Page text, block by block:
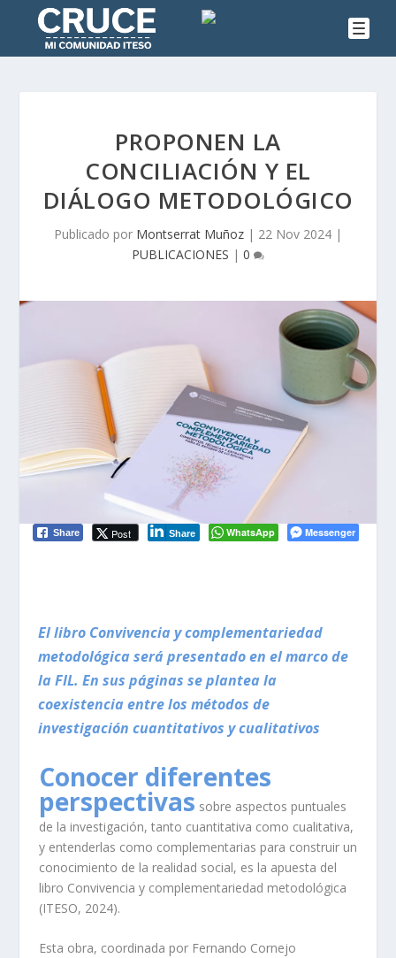
PROPONEN LA
CONCILIACIÓN Y EL
DIÁLOGO METODOLÓGICO
Publicado por Montserrat Muñoz | 22 Nov 2024 |
PUBLICACIONES | 0
Share Post Share WhatsApp Messenger
El libro Convivencia y complementariedad
metodológica será presentado en el marco de
la FIL. En sus páginas se plantea la
coexistencia entre los métodos de
investigación cuantitativos y cualitativos
Conocer diferentes
perspectivas sobre aspectos puntuales
de la investigación, tanto cuantitativa como cualitativa,
y entenderlas como complementarias para construir un
conocimiento de la realidad social, es la apuesta del
libro Convivencia y complementariedad metodológica
(ITESO, 2024).
Esta obra, coordinada por Fernando Cornejo